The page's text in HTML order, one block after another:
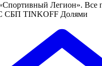
Легион». Все
СБП TINKOFF Долями